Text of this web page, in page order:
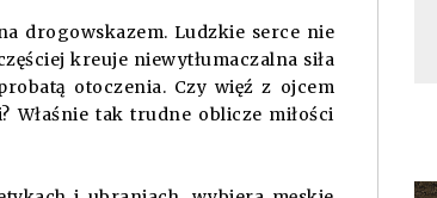
drogowskazem. Ludzkie serce nie
kreuje niewytłumaczalna siła
otoczenia. Czy więź z ojcem
Właśnie tak trudne oblicze miłości